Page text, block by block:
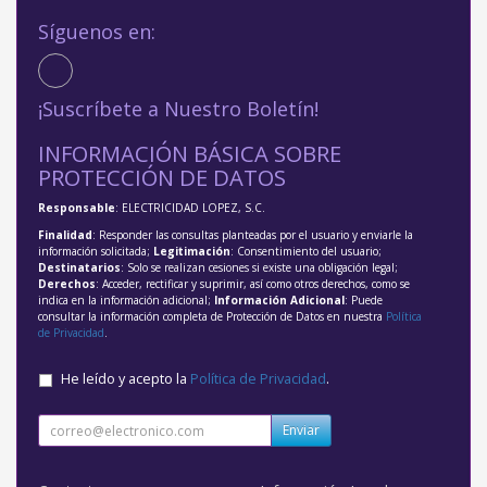
Síguenos en:
¡Suscríbete a Nuestro Boletín!
INFORMACIÓN BÁSICA SOBRE
PROTECCIÓN DE DATOS
Responsable: ELECTRICIDAD LOPEZ, S.C.
Finalidad: Responder las consultas planteadas por el usuario y enviarle la
información solicitada; Legitimación: Consentimiento del usuario;
Destinatarios: Solo se realizan cesiones si existe una obligación legal;
Derechos: Acceder, rectificar y suprimir, así como otros derechos, como se
indica en la información adicional; Información Adicional: Puede
consultar la información completa de Protección de Datos en nuestra Política
de Privacidad.
He leído y acepto la Política de Privacidad.
Enviar